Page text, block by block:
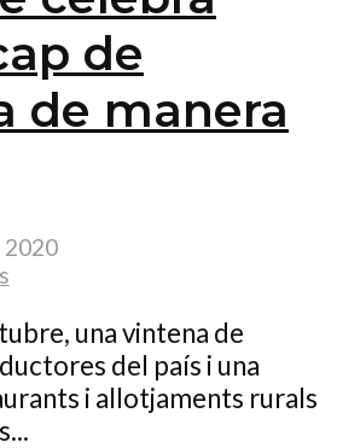
de
de manera
2020
una vintena de
del país i una
i allotjaments rurals